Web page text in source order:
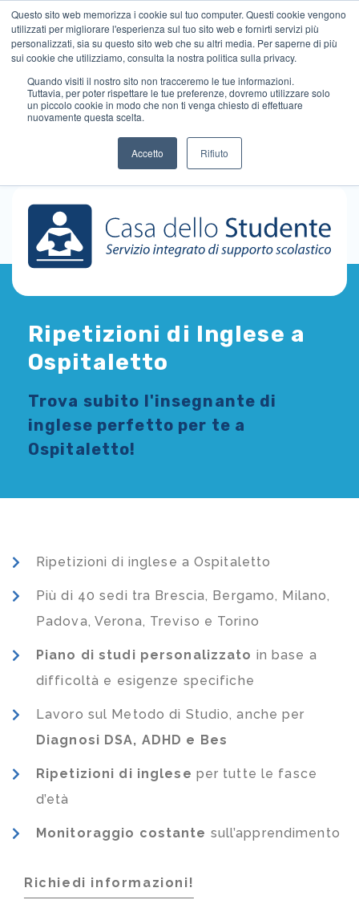
Questo sito web memorizza i cookie sul tuo computer. Questi cookie vengono
utilizzati per migliorare l'esperienza sul tuo sito web e fornirti servizi più
personalizzati, sia su questo sito web che su altri media. Per saperne di più
sui cookie che utilizziamo, consulta la nostra politica sulla privacy.
Quando visiti il ​​nostro sito non tracceremo le tue informazioni.
Tuttavia, per poter rispettare le tue preferenze, dovremo utilizzare solo
un piccolo cookie in modo che non ti venga chiesto di effettuare
nuovamente questa scelta.
Accetto Rifiuto
Ripetizioni di Inglese a
Ospitaletto
Trova subito l'insegnante di
inglese perfetto per te a
Ospitaletto!
Ripetizioni di inglese a Ospitaletto
Più di 40 sedi tra Brescia, Bergamo, Milano,
Padova, Verona, Treviso e Torino
Piano di studi personalizzato in base a
difficoltà e esigenze specifiche
Lavoro sul Metodo di Studio, anche per
Diagnosi DSA, ADHD e Bes
Ripetizioni di inglese per tutte le fasce
d’età
Monitoraggio costante sull’apprendimento
Richiedi informazioni!